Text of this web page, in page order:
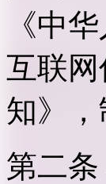
《中
互联
知》，
第二